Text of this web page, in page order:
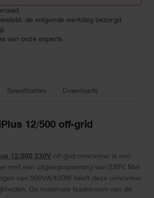
de volgende werkdag bezorgd
van onze experts
Specificaties Downloads
12/500 off-grid
12/500 230V off-grid omvormer is een
met een uitgangsspanning van 230V. Met
van 500VA/430W heeft deze omvormer
De maximale laadstroom van de